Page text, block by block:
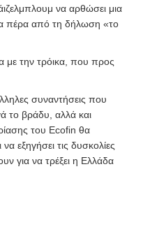
να αρθώσει μια
πέρα από τη δήλωση «το
με την τρόικα, που προς
συναντήσεις που
το βράδυ, αλλά και
του Ecofin θα
να εξηγήσει τις δυσκολίες
για να τρέξει η Ελλάδα